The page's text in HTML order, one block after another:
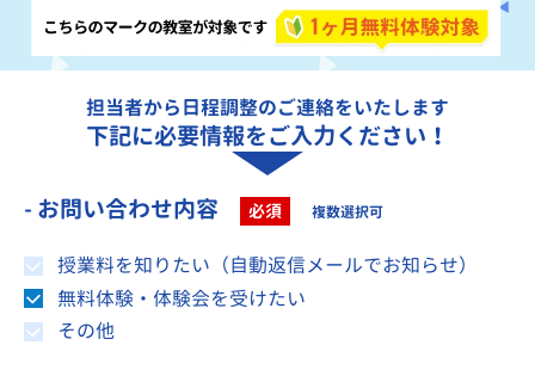
担当者から日程調整のご連絡をいたします
下記に必要情報をご入力ください！
- お問い合わせ内容 必須 複数選択可
授業料を知りたい（自動返信メールでお知らせ）
無料体験・体験会を受けたい
その他